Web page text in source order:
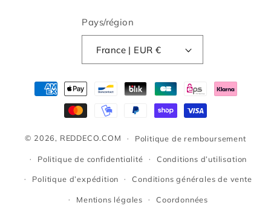
Pays/région
France | EUR €
Moyens
de
paiement
© 2026, REDDECO.COM Politique de remboursement
Politique de confidentialité Conditions d’utilisation
Politique d’expédition Conditions générales de vente
Mentions légales Coordonnées